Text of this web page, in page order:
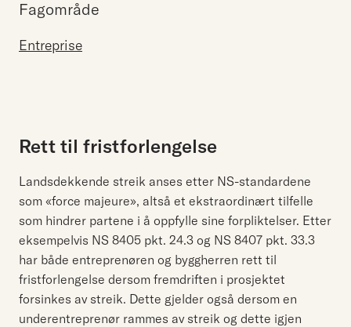
Fagområde
Entreprise
Rett til fristforlengelse
Landsdekkende streik anses etter NS-standardene
som «force majeure», altså et ekstraordinært tilfelle
som hindrer partene i å oppfylle sine forpliktelser. Etter
eksempelvis NS 8405 pkt. 24.3 og NS 8407 pkt. 33.3
har både entreprenøren og byggherren rett til
fristforlengelse dersom fremdriften i prosjektet
forsinkes av streik. Dette gjelder også dersom en
underentreprenør rammes av streik og dette igjen